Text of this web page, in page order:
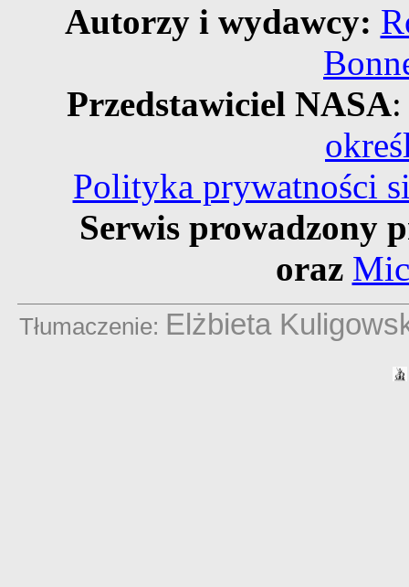
Autorzy i wydawcy:
Przedstawiciel NASA
Polityka prywatności
Serwis prowadzony
oraz
Tłumaczenie: Elżbieta